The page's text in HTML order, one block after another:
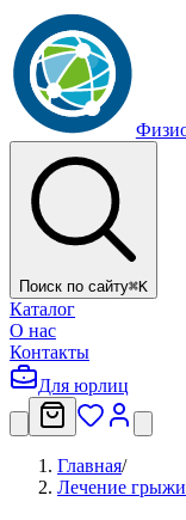
Поиск по сайту⌘K
Каталог
О нас
Контакты
Для юрлиц
Главная/
Лечение грыжи